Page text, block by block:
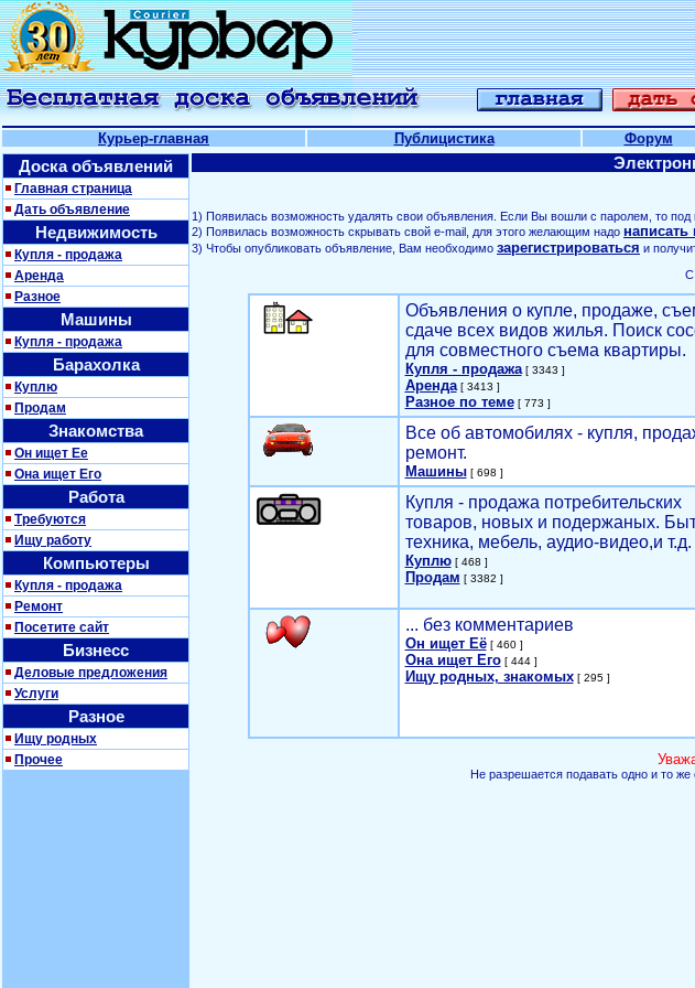
Курьер-главная Публицистика Форум
Доска объявлений
Главная страница
Дать объявление
Недвижимость
Купля - продажа
Аренда
Разное
Машины
Купля - продажа
Барахолка
Куплю
Продам
Знакомства
Он ищет Ее
Она ищет Его
Работа
Требуются
Ищу работу
Компьютеры
Купля - продажа
Ремонт
Посетите сайт
Бизнесс
Деловые предложения
Услуги
Разное
Ищу родных
Прочее
1) Появилась возможность удалять свои объявления. Если Вы вошли с паролем, то
2) Появилась возможность скрывать свой е-mail, для этого желающим надо
3) Чтобы опубликовать объявление, Вам необходимо зарегистрироваться и
С
Объявления о купле, продаже,
сдаче всех видов жилья. Поиск
для совместного съема квартиры.
Купля - продажа[ 3343 ]
Аренда[ 3413 ]
Разное по теме[ 773 ]
Все об автомобилях - купля,
ремонт.
Машины[ 698 ]
Купля - продажа потребительских
товаров, новых и подержаных.
техника, мебель, аудио-видео,и т.д.
Куплю[ 468 ]
Продам [ 3382 ]
... без комментариев
Он ищет Её[ 460 ]
Она ищет Его[ 444 ]
Ищу родных, знакомых[ 295 ]
Не разрешается подавать одно и то